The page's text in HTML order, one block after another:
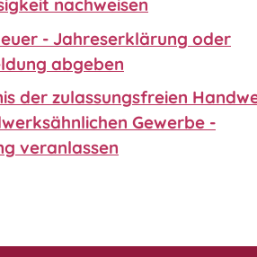
nachweisen
- Jahreserklärung oder
abgeben
der zulassungsfreien
Gewerbe -
veranlassen